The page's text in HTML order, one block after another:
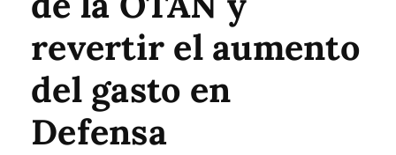
revertir el aumento
del gasto en
Defensa